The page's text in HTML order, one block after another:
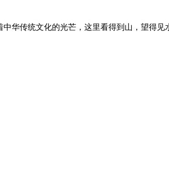
华传统文化的光芒，这里看得到山，望得见